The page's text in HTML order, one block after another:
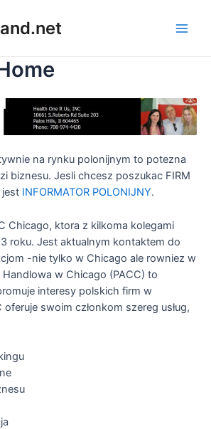
na rynku polonijnym to potezna
biznesu. Jesli chcesz poszukac FIRM
INFORMATOR POLONIJNY.
Chicago, ktora z kilkoma kolegami
roku. Jest aktualnym kontaktem do
-nie tylko w Chicago ale rowniez w
Handlowa w Chicago (PACC) to
interesy polskich firm w
swoim członkom szereg usług,